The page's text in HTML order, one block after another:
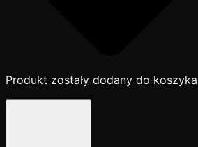
Produkt zostały dodany do koszyka